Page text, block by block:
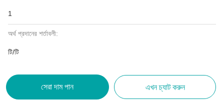
1
অর্থ প্রদানের শর্তাবলী:
টি/টি
সেরা দাম পান এখন চ্যাট করুন